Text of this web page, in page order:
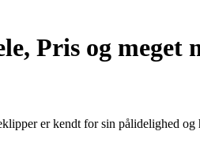
Pris og meget
er kendt for sin pålidelighed og